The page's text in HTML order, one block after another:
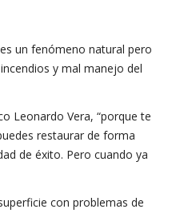
un fenómeno natural pero
y mal manejo del
Leonardo Vera, “porque te
restaurar de forma
de éxito. Pero cuando ya
con problemas de